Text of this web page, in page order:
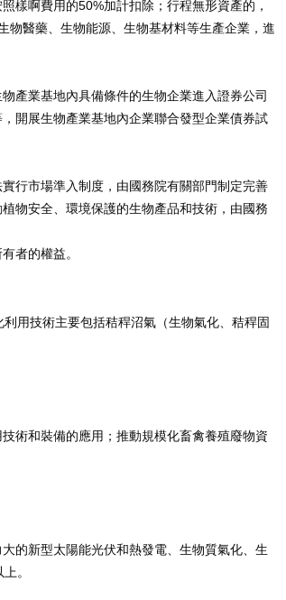
樣啊費用的50%加計扣除；行程無形資產的，
物醫藥、生物能源、生物基材料等生產企業，進
產業基地內具備條件的生物企業進入證券公司
開展生物產業基地內企業聯合發型企業債券試
行市場準入制度，由國務院有關部門制定完善
物安全、環境保護的生物產品和技術，由國務
者的權益。
用技術主要包括秸稈沼氣（生物氣化、秸稈固
術和裝備的應用；推動規模化畜禽養殖廢物資
的新型太陽能光伏和熱發電、生物質氣化、生
。